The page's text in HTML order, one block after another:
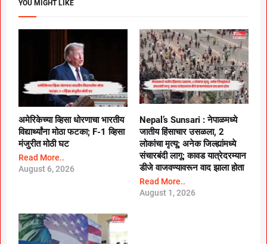
YOU MIGHT LIKE
अमेरिकेच्या व्हिसा धोरणाचा भारतीय
विद्यार्थ्यांना मोठा फटका; F-1 व्हिसा
मंजुरीत मोठी घट
Read More..
August 6, 2026
Nepal’s Sunsari : नेपाळमध्ये
जातीय हिंसाचार उसळला, 2
लोकांचा मृत्यू; अनेक जिल्ह्यांमध्ये
संचारबंदी लागू; कावड यात्रेदरम्यान
डीजे वाजवण्यावरून वाद झाला होता
Read More..
August 1, 2026